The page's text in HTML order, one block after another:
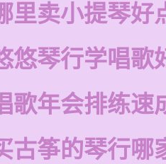
里卖小提琴好
悠琴行学唱歌
歌年会排练速
古筝的琴行哪